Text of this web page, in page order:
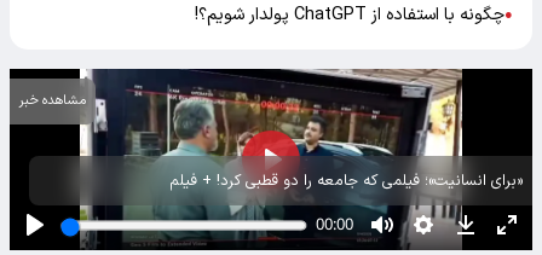
●چگونه با استفاده از ChatGPT پولدار شویم؟!
«برای انسانیت»؛ فیلمی که جامعه را دو قطبی کرد! + فیلم
مشاهده خبر